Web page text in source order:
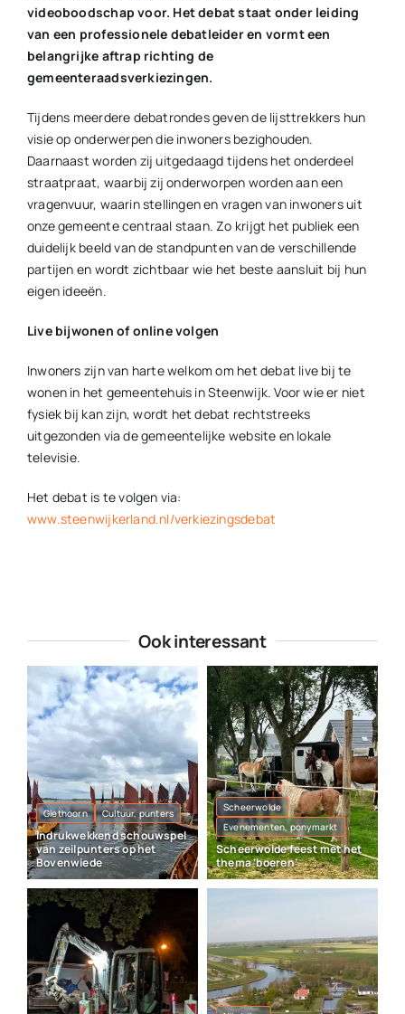
videoboodschap voor. Het debat staat onder leiding
van een professionele debatleider en vormt een
belangrijke aftrap richting de
gemeenteraadsverkiezingen.
Tijdens meerdere debat­rondes geven de lijsttrekkers hun
visie op onderwerpen die inwoners bezighouden.
Daarnaast worden zij uitgedaagd tijdens het onderdeel
straatpraat, waarbij zij onderworpen worden aan een
vragenvuur, waarin stellingen en vragen van inwoners uit
onze gemeente centraal staan. Zo krijgt het publiek een
duidelijk beeld van de standpunten van de verschillende
partijen en wordt zichtbaar wie het beste aansluit bij hun
eigen ideeën.
Live bijwonen of online volgen
Inwoners zijn van harte welkom om het debat live bij te
wonen in het gemeentehuis in Steenwijk. Voor wie er niet
fysiek bij kan zijn, wordt het debat rechtstreeks
uitgezonden via de gemeentelijke website en lokale
televisie.
Het debat is te volgen via:
www.steenwijkerland.nl/verkiezingsdebat
Ook interessant
Giethoorn Cultuur, punters
Indrukwekkend schouwspel
van zeilpunters op het
Bovenwiede
Scheerwolde
Evenementen, ponymarkt
Scheerwolde feest met het
thema ‘boeren’